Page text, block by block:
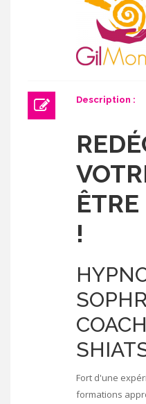
Description :
!
Fort d'une
formations